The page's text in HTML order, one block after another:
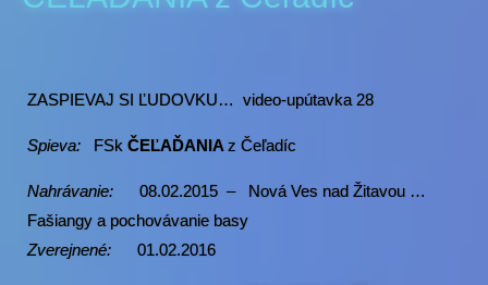
ZASPIEVAJ SI ĽUDOVKU… video-upútavka 28
Spieva: FSk ČEĽAĎANIA z Čeľadíc
Nahrávanie: 08.02.2015 – Nová Ves nad Žitavou …
Fašiangy a pochovávanie basy
Zverejnené: 01.02.2016